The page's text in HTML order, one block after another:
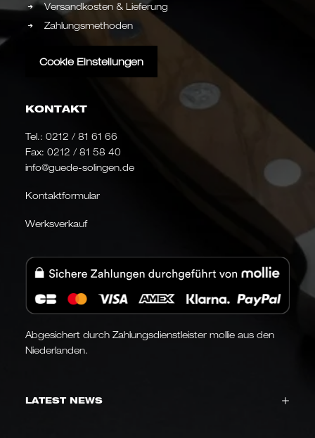
Versandkosten & Lieferung
Zahlungsmethoden
Cookie Einstellungen
KONTAKT
Tel.: 0212 / 81 61 66
Fax: 0212 / 81 58 40
info@guede-solingen.de
Kontaktformular
Werksverkauf
Abgesichert durch Zahlungsdienstleister mollie aus den
Niederlanden.
LATEST NEWS